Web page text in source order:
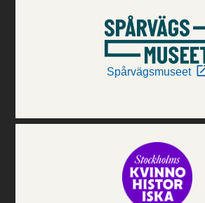
Spårvägsmuseet